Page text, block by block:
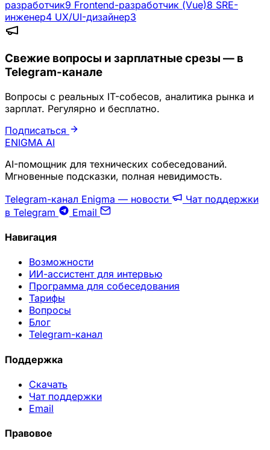
разработчик9 Frontend-разработчик (Vue)8 SRE-
инженер4 UX/UI-дизайнер3
Свежие вопросы и зарплатные срезы — в
Telegram-канале
Вопросы с реальных IT-собесов, аналитика рынка и
зарплат. Регулярно и бесплатно.
Подписаться
ENIGMA AI
AI-помощник для технических собеседований.
Мгновенные подсказки, полная невидимость.
Telegram-канал Enigma — новости
Чат поддержки
в Telegram
Email
Навигация
Возможности
ИИ-ассистент для интервью
Программа для собеседования
Тарифы
Вопросы
Блог
Telegram-канал
Поддержка
Скачать
Чат поддержки
Email
Правовое